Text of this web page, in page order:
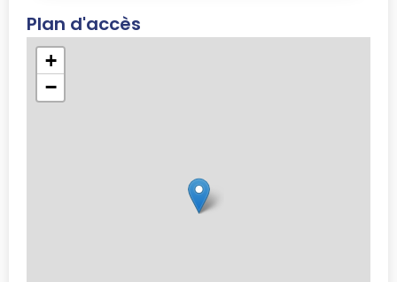
Plan d'accès
+
−